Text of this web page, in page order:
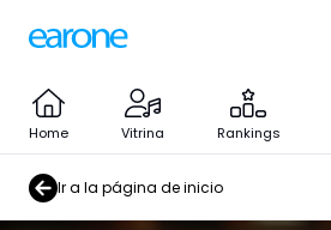
Home Vitrina Rankings
Ir a la página de inicio